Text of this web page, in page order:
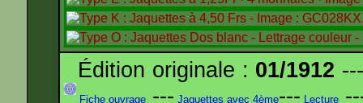
Édition originale : 01/1912
Fiche ouvrage --- Jaquettes avec 4ème--- Lecture